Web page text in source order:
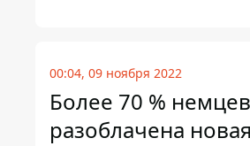
00:04, 09 ноября 2022
Более 70 %
разоблачена